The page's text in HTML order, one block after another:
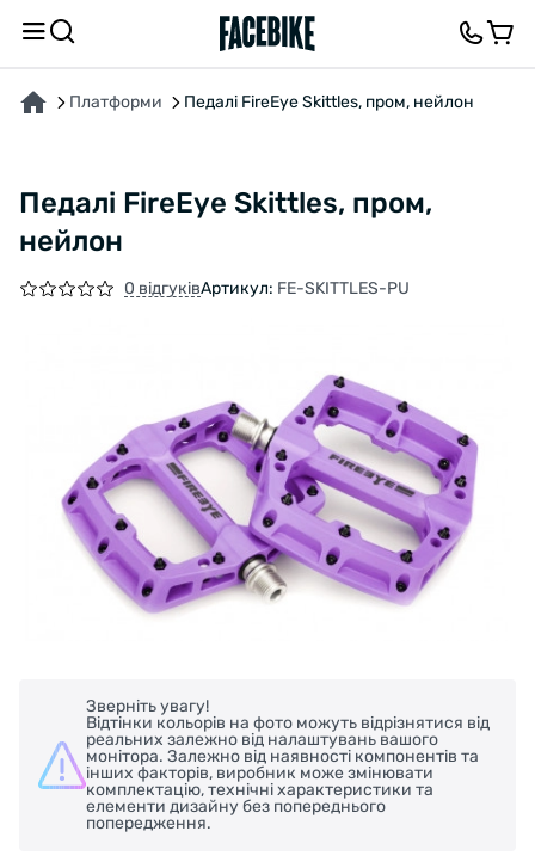
Платформи Педалі FireEye Skittles, пром, нейлон
Педалі FireEye Skittles, пром,
нейлон
0 відгуківАртикул: FE-SKITTLES-PU
Зверніть увагу!
Відтінки кольорів на фото можуть відрізнятися від
реальних залежно від налаштувань вашого
монітора. Залежно від наявності компонентів та
інших факторів, виробник може змінювати
комплектацію, технічні характеристики та
елементи дизайну без попереднього
попередження.
ПРО ТОВАР ХАРАКТЕРИСТИКИОПИС ВІДГУКИ ТА ЗАПИТАННЯ